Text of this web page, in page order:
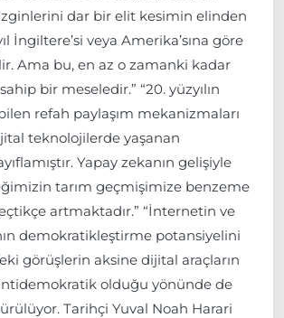
dar bir elit kesimin elinden
İngiltere’si veya Amerika’sına göre
Ama bu, en az o zamanki kadar
bir meseledir.” “20. yüzyılın
refah paylaşım mekanizmaları
teknolojilerde yaşanan
Yapay zekanın gelişiyle
tarım geçmişimize benzeme
artmaktadır.” “İnternetin ve
demokratikleştirme potansiyelini
görüşlerin aksine dijital araçların
olduğu yönünde de
Tarihçi Yuval Noah Harari